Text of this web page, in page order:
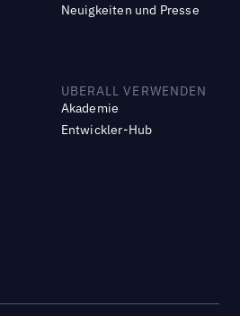
Neuigkeiten und Presse
UBERALL VERWENDEN
Akademie
Entwickler-Hub